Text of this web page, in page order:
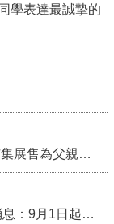
學表達最誠摯的
3對3戰鬥陀螺團體賽決戰銅鑼灣 青創市集展售為父親節增添繽紛
苗栗親子館暨托嬰中心揭牌 縣長宣布好消息：9月1日起調降臨時托嬰費用